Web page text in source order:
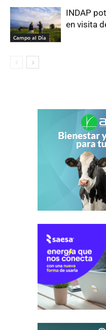
Campo al Día
INDAP
en visita